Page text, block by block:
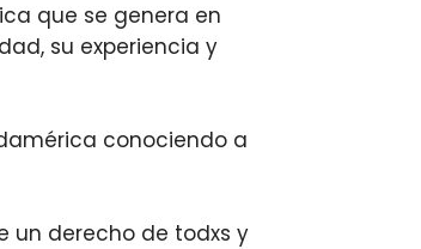
que se genera en
su experiencia y
conociendo a
un derecho de todxs y